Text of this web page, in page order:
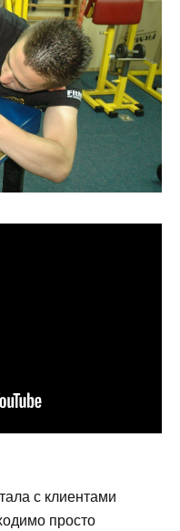
с клиентами
просто